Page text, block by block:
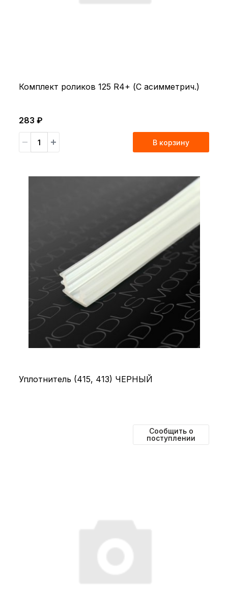
Комплект роликов 125 R4+ (С асимметрич.)
283 ₽
В корзину
Уплотнитель (415, 413) ЧЕРНЫЙ
Сообщить о
поступлении